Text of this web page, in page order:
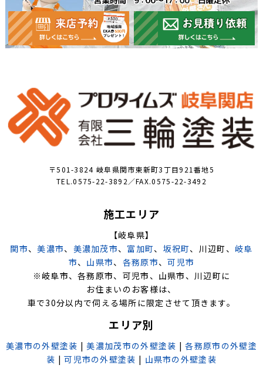
〒501-3824 岐阜県関市東新町3丁目921番地5
TEL.0575-22-3892／FAX.0575-22-3492
施工エリア
【岐阜県】
関市、美濃市、 美濃加茂市、 富加町、 坂祝町、川辺町、 岐阜
市、 山県市、 各務原市、可児市
※岐阜市、各務原市、可児市、山県市、川辺町に
お住まいのお客様は、
車で30分以内で伺える場所に限定させて頂きます。
エリア別
美濃市の外壁塗装 |美濃加茂市の外壁塗装 |各務原市の外壁塗
装 |可児市の外壁塗装 | 山県市の外壁塗装